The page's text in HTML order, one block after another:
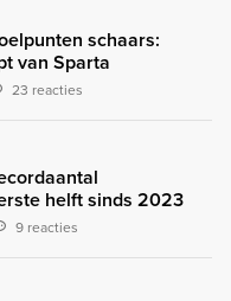
schaars:
van Sparta
23 reacties
helft sinds 2023
9 reacties